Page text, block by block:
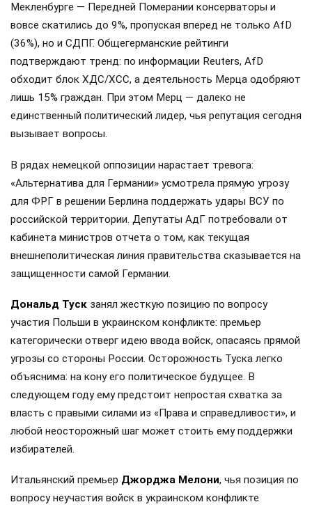
Мекленбурге — Передней Померании консерваторы и
вовсе скатились до 9%, пропуская вперед не только AfD
(36%), но и СДПГ. Общегерманские рейтинги
подтверждают тренд: по информации Reuters, AfD
обходит блок ХДС/ХСС, а деятельность Мерца одобряют
лишь 15% граждан. При этом Мерц — далеко не
единственный политический лидер, чья репутация сегодня
вызывает вопросы.
В рядах немецкой оппозиции нарастает тревога:
«Альтернатива для Германии» усмотрела прямую угрозу
для ФРГ в решении Берлина поддержать удары ВСУ по
российской территории. Депутаты АдГ потребовали от
кабинета министров отчета о том, как текущая
внешнеполитическая линия правительства сказывается на
защищенности самой Германии.
Дональд Туск занял жесткую позицию по вопросу
участия Польши в украинском конфликте: премьер
категорически отверг идею ввода войск, опасаясь прямой
угрозы со стороны России. Осторожность Туска легко
объяснима: на кону его политическое будущее. В
следующем году ему предстоит непростая схватка за
власть с правыми силами из «Права и справедливости», и
любой неосторожный шаг может стоить ему поддержки
избирателей.
Итальянский премьер Джорджа Мелони, чья позиция по
вопросу неучастия войск в украинском конфликте